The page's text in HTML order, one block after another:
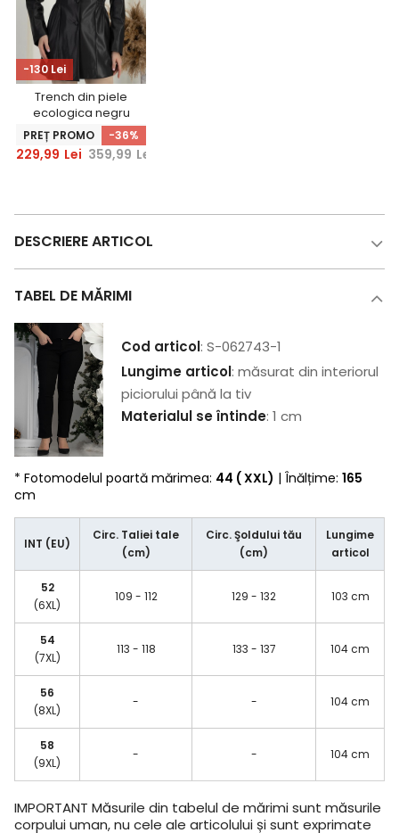
-130 Lei
Trench din piele
ecologica negru
cambrat cu elastic
in talie
PREȚ PROMO -36%
229,99 Lei 359,99 Lei
DESCRIERE ARTICOL
TABEL DE MĂRIMI
Cod articol: S-062743-1
Lungime articol: măsurat din interiorul
piciorului până la tiv
Materialul se întinde: 1 cm
* Fotomodelul poartă mărimea: 44 ( XXL) | Înălțime: 165
cm
INT (EU)
Circ. Taliei tale
(cm)
Circ. Şoldului tău
(cm)
Lungime
articol
52
(6XL)
109 - 112 129 - 132 103 cm
54
(7XL)
113 - 118 133 - 137 104 cm
56
(8XL)
- - 104 cm
58
(9XL)
- - 104 cm
IMPORTANT Măsurile din tabelul de mărimi sunt măsurile
corpului uman, nu cele ale articolului și sunt exprimate